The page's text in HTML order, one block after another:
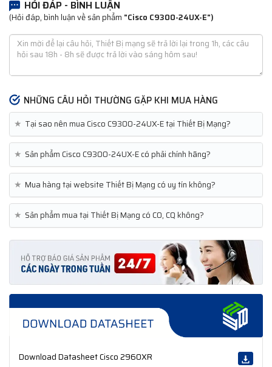
HỎI ĐÁP - BÌNH LUẬN
(Hỏi đáp, bình luận về sản phẩm "Cisco C9300-24UX-E")
NHỮNG CÂU HỎI THƯỜNG GẶP KHI MUA HÀNG
★ Tại sao nên mua Cisco C9300-24UX-E tại Thiết Bị Mạng?
★ Sản phẩm Cisco C9300-24UX-E có phải chính hãng?
★ Mua hàng tại website Thiết Bị Mạng có uy tín không?
★ Sản phẩm mua tại Thiết Bị Mạng có CO, CQ không?
Download Datasheet Cisco 2960XR